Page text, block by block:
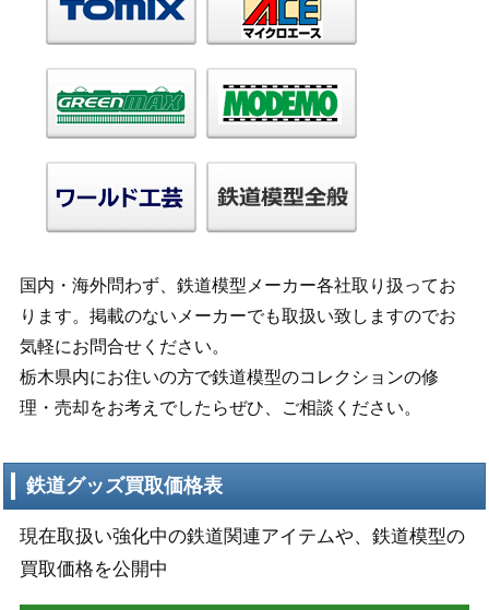
国内・海外問わず、鉄道模型メーカー各社取り扱ってお
ります。掲載のないメーカーでも取扱い致しますのでお
気軽にお問合せください。
栃木県内にお住いの方で鉄道模型のコレクションの修
理・売却をお考えでしたらぜひ、ご相談ください。
鉄道グッズ買取価格表
現在取扱い強化中の鉄道関連アイテムや、鉄道模型の
買取価格を公開中